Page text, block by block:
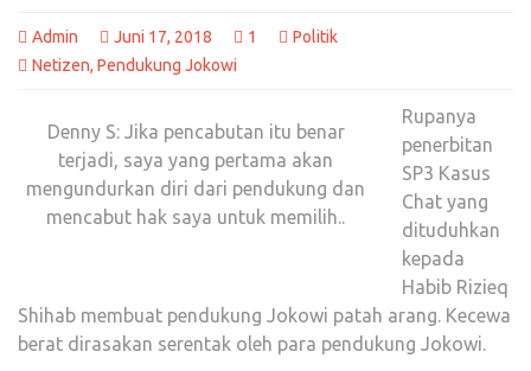
Admin Juni 17, 2018 1
Politik
Netizen, Pendukung Jokowi
Denny S: Jika pencabutan itu benar
terjadi, saya yang pertama akan
mengundurkan diri dari pendukung dan
mencabut hak saya untuk memilih..
Rupanya
penerbitan
SP3 Kasus
Chat yang
dituduhkan
kepada
Habib Rizieq
Shihab membuat pendukung Jokowi patah arang. Kecewa
berat dirasakan serentak oleh para pendukung Jokowi.